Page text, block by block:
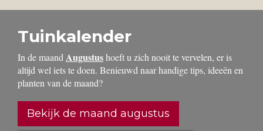
Tuinkalender
In de maand Augustushoeft u zich nooit te vervelen, er is
altijd wel iets te doen. Benieuwd naar handige tips, ideeën en
planten van de maand?
Bekijk de maand augustus